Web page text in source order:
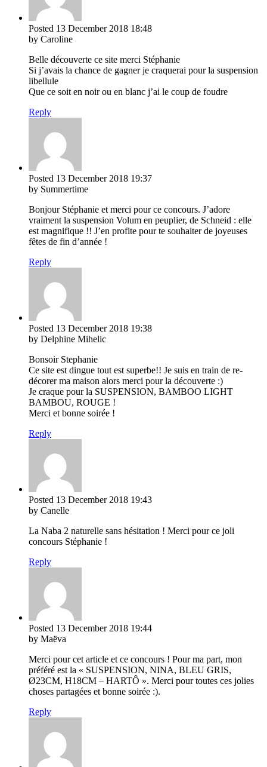
Posted 13 December 2018 18:48
by Caroline
Belle découverte ce site merci Stéphanie
Si j’avais la chance de gagner je craquerai pour la suspension
libellule
Que ce soit en noir ou en blanc j’ai le coup de foudre
Reply
Posted 13 December 2018 19:37
by Summertime
Bonjour Stéphanie et merci pour ce concours. J’adore
vraiment la suspension Volum en peuplier, de Schneid : elle
est magnifique !! J’en profite pour te souhaiter de joyeuses
fêtes de fin d’année !
Reply
Posted 13 December 2018 19:38
by Delphine Mihelic
Bonsoir Stephanie
Ce site est dingue tout est superbe!! Je suis en train de re-
décorer ma maison alors merci pour la découverte :)
Je craque pour la SUSPENSION, BAMBOO LIGHT
BAMBOU, ROUGE !
Merci et bonne soirée !
Reply
Posted 13 December 2018 19:43
by Canelle
La Naba 2 naturelle sans hésitation ! Merci pour ce joli
concours Stéphanie !
Reply
Posted 13 December 2018 19:44
by Maëva
Merci pour cet article et ce concours ! Pour ma part, mon
préféré est la « SUSPENSION, NINA, BLEU GRIS,
Ø23CM, H18CM – HARTÔ ». Merci pour toutes ces jolies
choses partagées et bonne soirée :).
Reply